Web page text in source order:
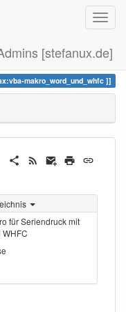
[stefanux.de]
makro_word_und_whfc
für Seriendruck mit